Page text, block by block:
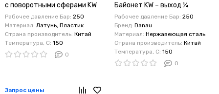
с поворотными сферами KW
1/4 Быстросъемное
соединение Байонет KW –
выход ¼ наружняя резьба
(латунь, на себя)
Рабочее давление Бар: 250
Материал: Латунь, Пластик
Страна производитель: Китай
Температура, C: 150
0
Запрос цены
Байонет KW – выход ¼
наружняя резьба (нерж.сталь,
на себя)
Рабочее давление Бар: 250
Бренд: Danau
Материал: Нержавеющая сталь
Страна производитель: Китай
Температура, C: 150
0